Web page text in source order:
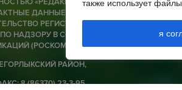
также использует
я
В Ростовской
объявили
высокого риска
ДАННЫЕ ДЛЯ
РЕГИСТРАЦИИ СМИ — РЕГ.
НАДЗОРУ В СФЕРЕ СВЯЗИ,
(РОСКОМНАДЗОР)
РАЙОН,
8 (86370) 23-3-95